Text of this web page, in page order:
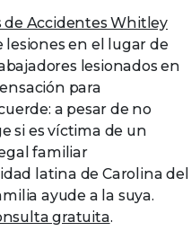
de Accidentes Whitley
lesiones en el lugar de
lesionados en
para
a pesar de no
si es víctima de un
familiar
latina de Carolina del
ayude a la suya.
gratuita.